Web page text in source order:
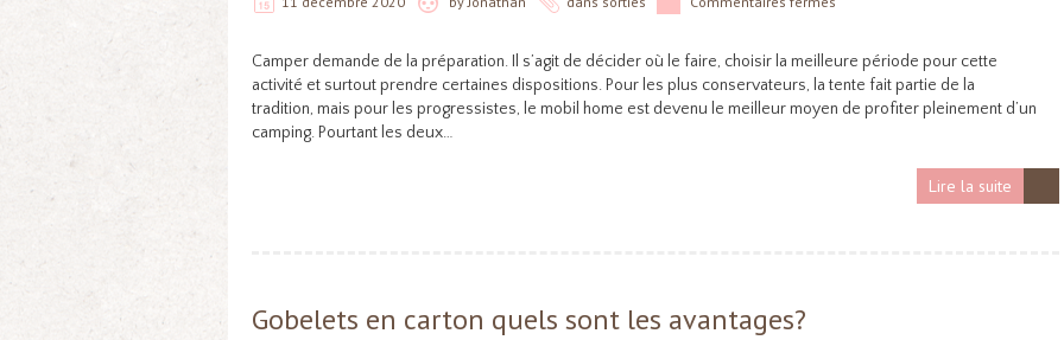
Camper demande de la préparation. Il s’agit de décider où le faire, choisir la meilleure période pour cette
activité et surtout prendre certaines dispositions. Pour les plus conservateurs, la tente fait partie de la
tradition, mais pour les progressistes, le mobil home est devenu le meilleur moyen de profiter pleinement d’un
camping. Pourtant les deux…
Lire la suite
Gobelets en carton quels sont les avantages?